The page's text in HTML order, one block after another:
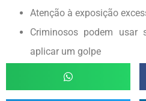
Atenção à exposição
Criminosos podem usar
aplicar um golpe